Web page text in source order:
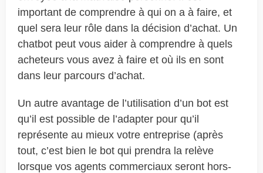
important de comprendre à qui on a à faire, et
quel sera leur rôle dans la décision d’achat. Un
chatbot peut vous aider à comprendre à quels
acheteurs vous avez à faire et où ils en sont
dans leur parcours d’achat.
Un autre avantage de l’utilisation d’un bot est
qu’il est possible de l’adapter pour qu’il
représente au mieux votre entreprise (après
tout, c’est bien le bot qui prendra la relève
lorsque vos agents commerciaux seront hors-